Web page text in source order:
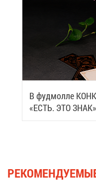
В фуд­мол­ле
«ЕСТЬ. ЭТО ЗНАК»